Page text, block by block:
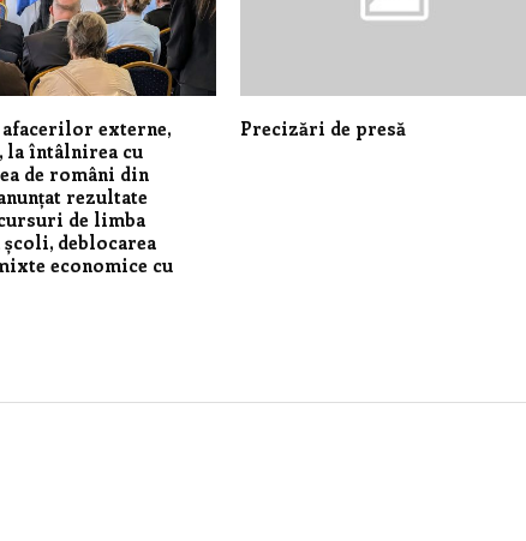
externe,
la întâlnirea cu
de români din
rezultate
de limba
deblocarea
economice cu
Precizări de presă